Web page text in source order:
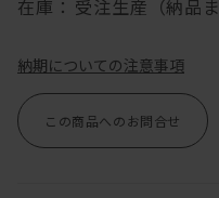
在庫： 受注生産（納品
納期についての注意事項
この商品へのお問合せ